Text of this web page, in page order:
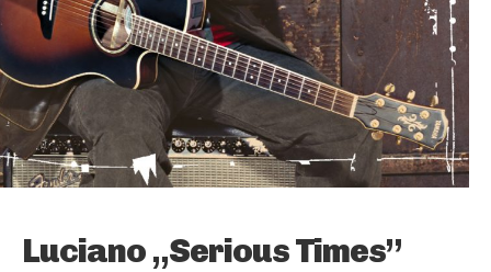
Luciano „Serious Times”